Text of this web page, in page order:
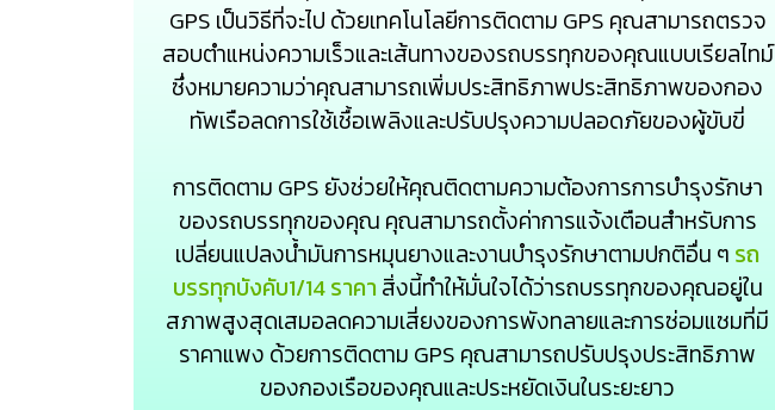
GPS เป็นวิธีที่จะไป ด้วยเทคโนโลยีการติดตาม GPS คุณสามารถตรวจ
สอบตำแหน่งความเร็วและเส้นทางของรถบรรทุกของคุณแบบเรียลไทม์
ซึ่งหมายความว่าคุณสามารถเพิ่มประสิทธิภาพประสิทธิภาพของกอง
ทัพเรือลดการใช้เชื้อเพลิงและปรับปรุงความปลอดภัยของผู้ขับขี่
การติดตาม GPS ยังช่วยให้คุณติดตามความต้องการการบำรุงรักษา
ของรถบรรทุกของคุณ คุณสามารถตั้งค่าการแจ้งเตือนสำหรับการ
เปลี่ยนแปลงน้ำมันการหมุนยางและงานบำรุงรักษาตามปกติอื่น ๆ รถ
บรรทุกบังคับ1/14 ราคา สิ่งนี้ทำให้มั่นใจได้ว่ารถบรรทุกของคุณอยู่ใน
สภาพสูงสุดเสมอลดความเสี่ยงของการพังทลายและการซ่อมแซมที่มี
ราคาแพง ด้วยการติดตาม GPS คุณสามารถปรับปรุงประสิทธิภาพ
ของกองเรือของคุณและประหยัดเงินในระยะยาว